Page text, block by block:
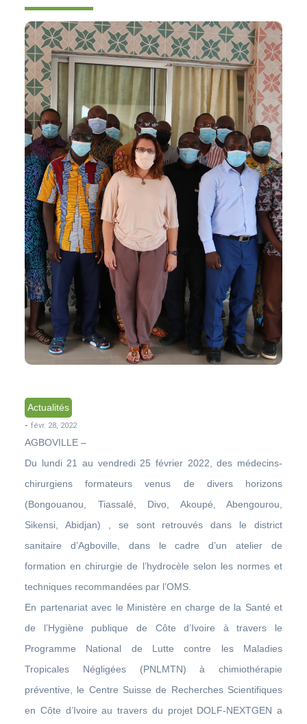
Actualités
- févr. 28, 2022
AGBOVILLE –
Du lundi 21 au vendredi 25 février 2022, des médecins-
chirurgiens formateurs venus de divers horizons
(Bongouanou, Tiassalé, Divo, Akoupé, Abengourou,
Sikensi, Abidjan) , se sont retrouvés dans le district
sanitaire d’Agboville, dans le cadre d’un atelier de
formation en chirurgie de l’hydrocèle selon les normes et
techniques recommandées par l’OMS.
En partenariat avec le Ministère en charge de la Santé et
de l’Hygiène publique de Côte d’Ivoire à travers le
Programme National de Lutte contre les Maladies
Tropicales Négligées (PNLMTN) à chimiothérapie
préventive, le Centre Suisse de Recherches Scientifiques
en Côte d’Ivoire au travers du projet DOLF-NEXTGEN a